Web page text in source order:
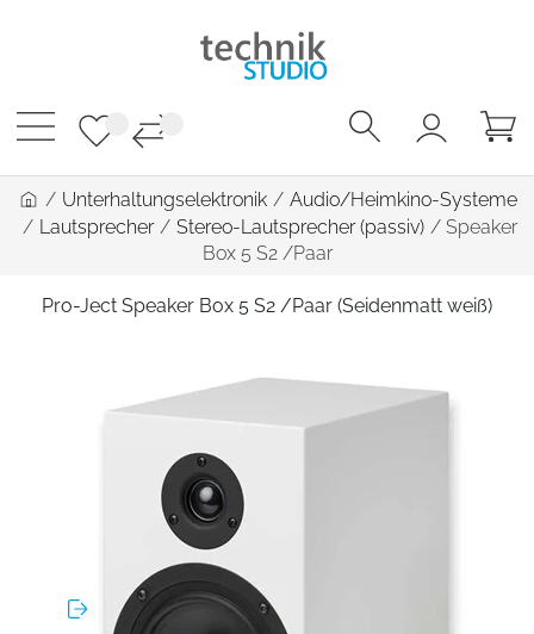
/ Unterhaltungselektronik / Audio/Heimkino-Systeme
/ Lautsprecher/ Stereo-Lautsprecher (passiv) / Speaker
Box 5 S2 /Paar
Pro-Ject Speaker Box 5 S2 /Paar (Seidenmatt weiß)